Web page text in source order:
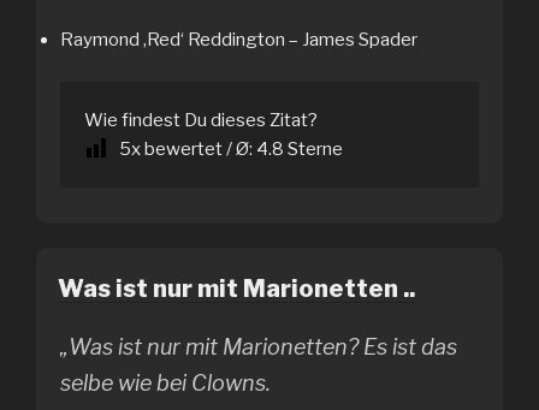
Raymond ‚Red‘ Reddington – James Spader
Wie findest Du dieses Zitat?
5x bewertet / Ø: 4.8 Sterne
Was ist nur mit Marionetten ..
„Was ist nur mit Marionetten? Es ist das
selbe wie bei Clowns.